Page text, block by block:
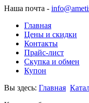
Наша почта -
Главная
Цены и скидки
Контакты
Прайс-лист
Скупка и обмен
Купон
Вы здесь: Главная